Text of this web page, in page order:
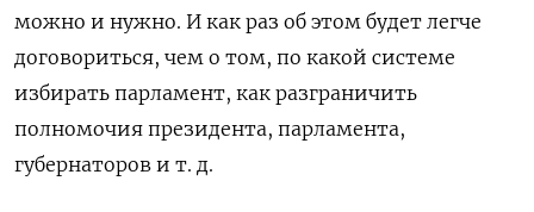
можно и нужно. И как раз об этом будет легче
договориться, чем о том, по какой системе
избирать парламент, как разграничить
полномочия президента, парламента,
губернаторов и т. д.